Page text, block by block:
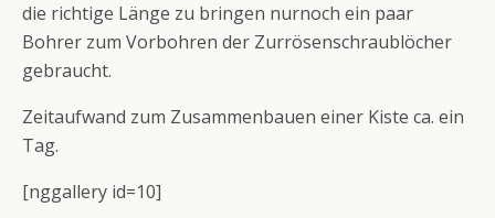
die richtige Länge zu bringen nurnoch ein paar
Bohrer zum Vorbohren der Zurrösenschraublöcher
gebraucht.
Zeitaufwand zum Zusammenbauen einer Kiste ca. ein
Tag.
[nggallery id=10]